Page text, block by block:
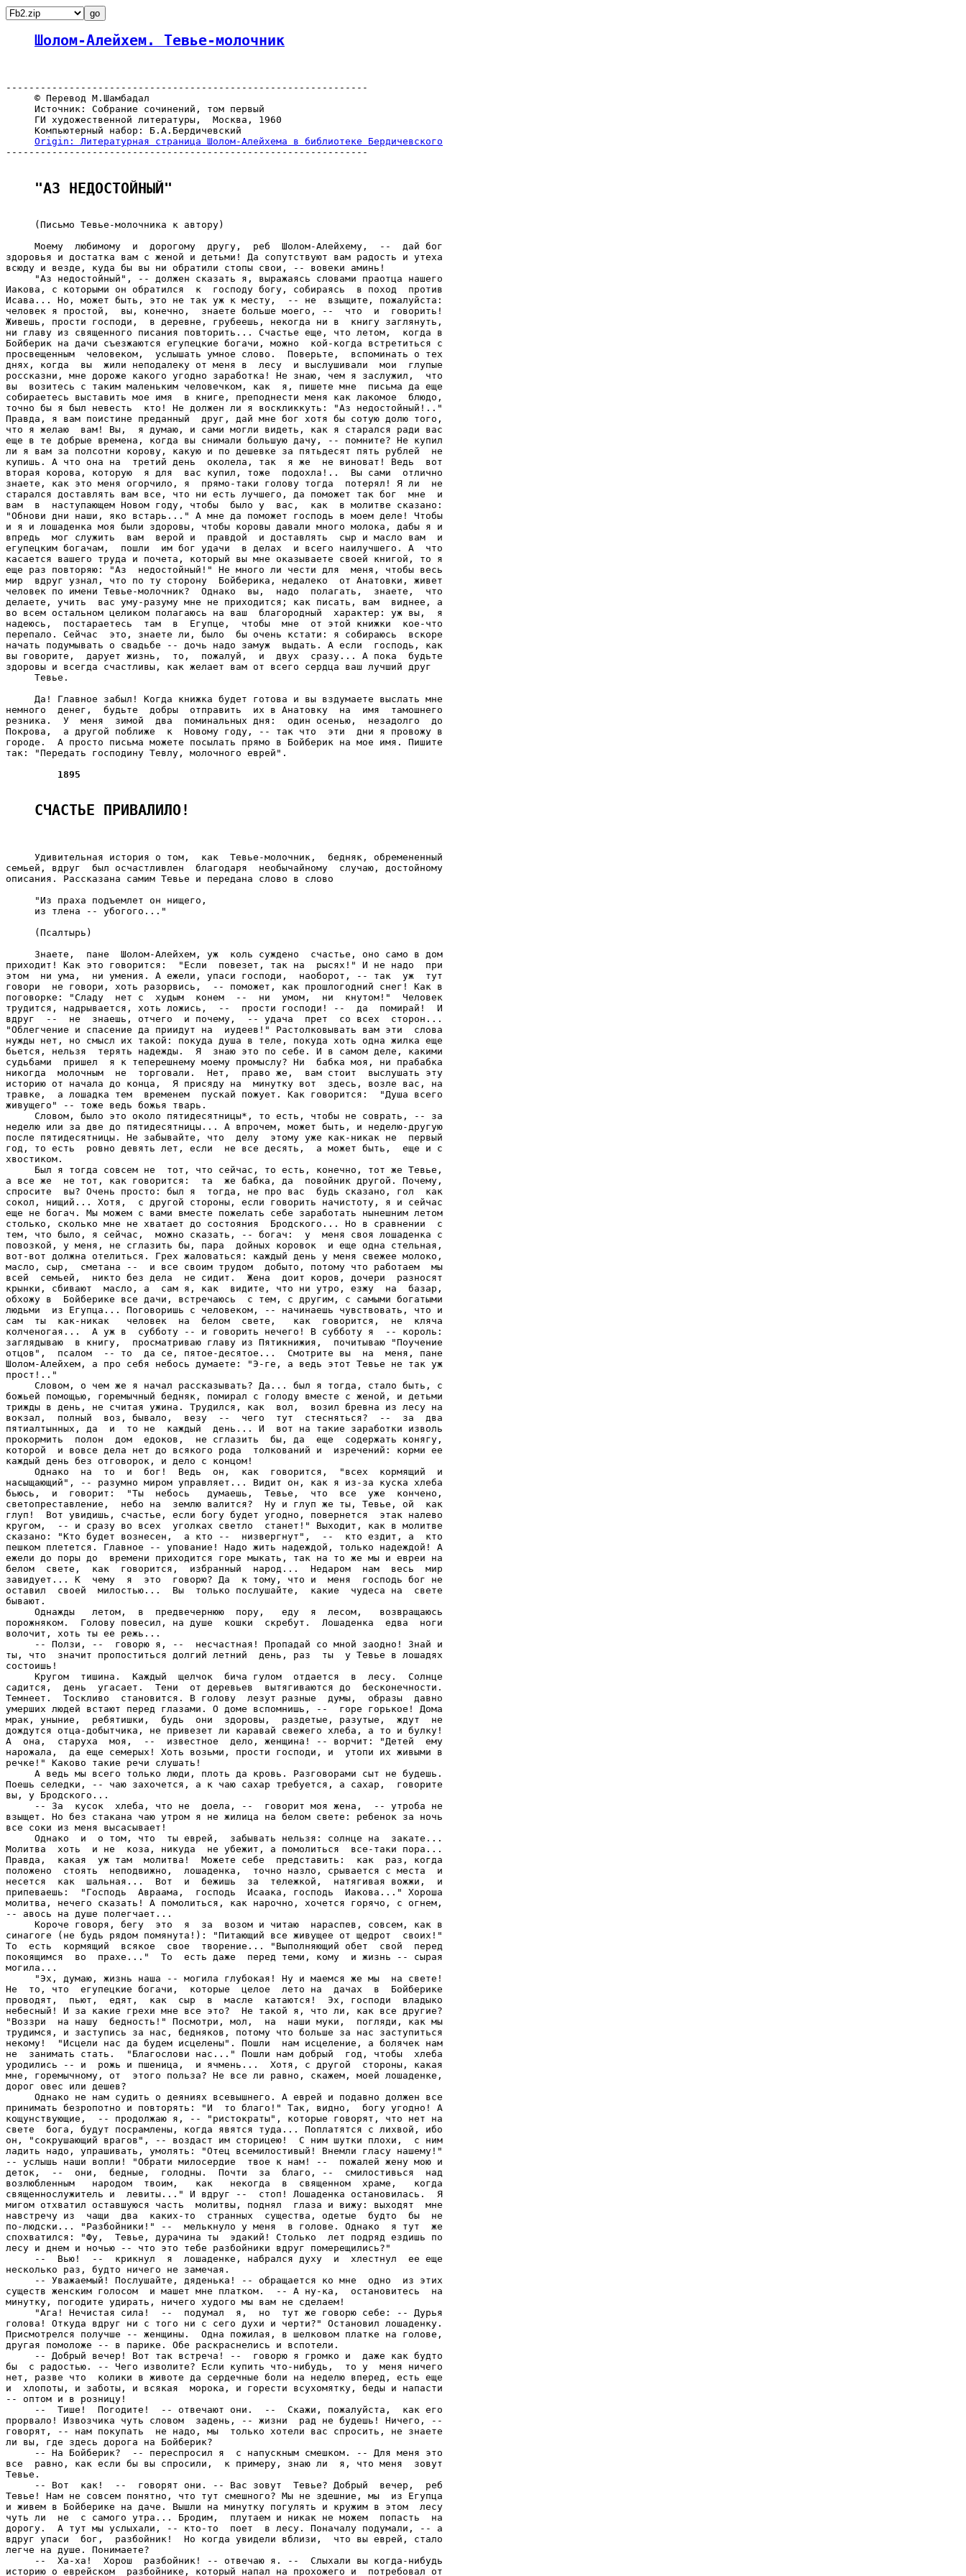
Шолом-Алейхем. Тевье-молочник
---------------------------------------------------------------
     © Перевод М.Шамбадал
     Источник: Собрание сочинений, том первый
     ГИ художественной литературы,  Москва, 1960
     Компьютерный набор: Б.А.Бердичевский
Origin: Литературная страница Шолом-Алейхема в библиотеке Бердичевского
---------------------------------------------------------------
"A3 НЕДОСТОЙНЫЙ"
     (Письмо Тевье-молочника к автору)
     Моему  любимому  и  дорогому  другу,  реб  Шолом-Алейхему,  --  дай бог
здоровья и достатка вам с женой и детьми! Да сопутствуют вам радость и утеха
всюду и везде, куда бы вы ни обратили стопы свои, -- вовеки аминь!
     "Аз недостойный", -- должен сказать я, выражаясь словами праотца нашего
Иакова, с которыми он обратился  к  господу богу, собираясь  в поход  против
Исава... Но, может быть, это не так уж к месту,  -- не  взыщите, пожалуйста:
человек я простой,  вы, конечно,  знаете больше моего, --  что  и  говорить!
Живешь, прости господи,  в деревне, грубеешь, некогда ни в  книгу заглянуть,
ни главу из священного писания повторить... Счастье еще, что летом,  когда в
Бойберик на дачи съезжаются егупецкие богачи, можно  кой-когда встретиться с
просвещенным  человеком,  услышать умное слово.  Поверьте,  вспоминать о тех
днях, когда  вы  жили неподалеку от меня в  лесу  и выслушивали  мои  глупые
россказни, мне дороже какого угодно заработка! Не знаю, чем я заслужил,  что
вы  возитесь с таким маленьким человечком, как  я, пишете мне  письма да еще
собираетесь выставить мое имя  в книге, преподнести меня как лакомое  блюдо,
точно бы я был невесть  кто! Не должен ли я воскликкуть: "Аз недостойный!.."
Правда, я вам поистине преданный  друг, дай мне бог хотя бы сотую долю того,
что я желаю  вам! Вы,  я думаю, и сами могли видеть, как я старался ради вас
еще в те добрые времена, когда вы снимали большую дачу, -- помните? Не купил
ли я вам за полсотни корову, какую и по дешевке за пятьдесят пять рублей  не
купишь. А что она на  третий день  околела, так  я же  не виноват! Ведь  вот
вторая корова, которую  я для  вас купил, тоже  подохла!..  Вы сами  отлично
знаете, как это меня огорчило, я  прямо-таки голову тогда  потерял! Я ли  не
старался доставлять вам все, что ни есть лучшего, да поможет так бог  мне  и
вам  в  наступающем Новом году, чтобы  было у  вас,  как  в молитве сказано:
"Обнови дни наши, яко встарь..." А мне да поможет господь в моем деле! Чтобы
и я и лошаденка моя были здоровы, чтобы коровы давали много молока, дабы я и
впредь  мог служить  вам  верой и  правдой  и доставлять  сыр и масло вам  и
егупецким богачам,  пошли  им бог удачи  в делах  и всего наилучшего. А  что
касается вашего труда и почета, который вы мне оказываете своей книгой, то я
еще раз повторяю: "Аз  недостойный!" Не много ли чести для  меня, чтобы весь
мир  вдруг узнал, что по ту сторону  Бойберика, недалеко  от Анатовки, живет
человек по имени Тевье-молочник?  Однако  вы,  надо  полагать,  знаете,  что
делаете, учить  вас уму-разуму мне не приходится; как писать, вам  виднее, а
во всем остальном целиком полагаюсь на ваш  благородный  характер: уж вы,  я
надеюсь,  постараетесь  там  в  Егупце,  чтобы  мне  от этой книжки  кое-что
перепало. Сейчас  это, знаете ли, было  бы очень кстати: я собираюсь  вскоре
начать подумывать о свадьбе -- дочь надо замуж  выдать. А если  господь, как
вы говорите,  дарует жизнь,  то,  пожалуй,  и  двух  сразу... А пока  будьте
здоровы и всегда счастливы, как желает вам от всего сердца ваш лучший друг
     Тевье.
     Да! Главное забыл! Когда книжка будет готова и вы вздумаете выслать мне
немного  денег,  будьте  добры  отправить  их в Анатовку  на  имя  тамошнего
резника.  У  меня  зимой  два  поминальных дня:  один осенью,  незадолго  до
Покрова,  а другой поближе  к  Новому году, -- так что  эти  дни я провожу в
городе.  А просто письма можете посылать прямо в Бойберик на мое имя. Пишите
так: "Передать господину Тевлу, молочного еврей".
1895
СЧАСТЬЕ ПРИВАЛИЛО!